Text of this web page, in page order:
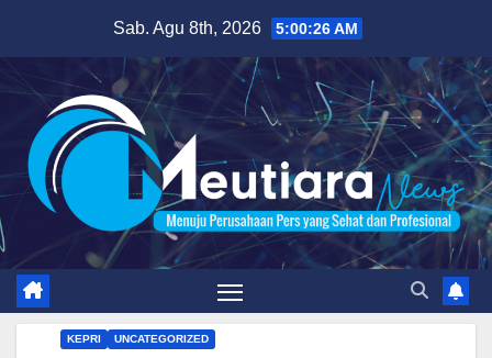
content
Sab. Agu 8th, 2026 5:00:27 AM
KEPRI UNCATEGORIZED